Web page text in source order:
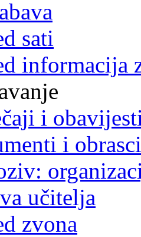
sati
informacija
i
i obrasci
učitelja
zvona